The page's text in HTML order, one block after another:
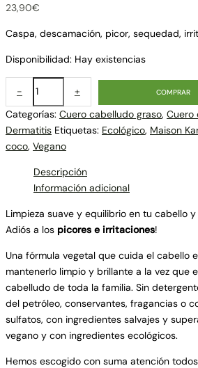
23,90€
Caspa, descamación, picor, sequedad,
Disponibilidad: Hay existencias
- + COMPRAR
Categorías: Cuero cabelludo graso, Cuero
Dermatitis Etiquetas: Ecológico, Maison
coco, Vegano
Descripción
Información adicional
Limpieza suave y equilibrio en tu cabello
Adiós a los picores e irritaciones!
Una fórmula vegetal que cuida el cabello
mantenerlo limpio y brillante a la vez que
cabelludo de toda la familia. Sin
del petróleo, conservantes, fragancias o
sulfatos, con ingredientes salvajes y
vegano y con ingredientes ecológicos.
Hemos escogido con suma atención